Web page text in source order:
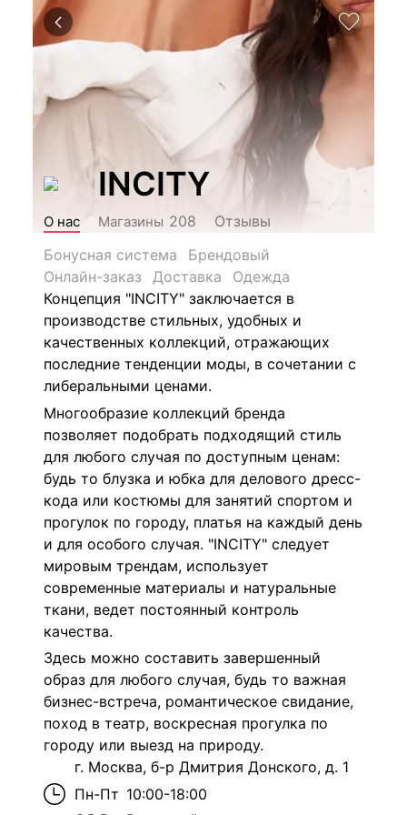
INCITY
О нас Магазины 208
Отзывы
Бонусная система
Брендовый
Онлайн-заказ
Доставка
Одежда
Концепция "INCITY" заключается в
производстве стильных, удобных и
качественных коллекций, отражающих
последние тенденции моды, в сочетании с
либеральными ценами.
Многообразие коллекций бренда
позволяет подобрать подходящий стиль
для любого случая по доступным ценам:
будь то блузка и юбка для делового дресс-
кода или костюмы для занятий спортом и
прогулок по городу, платья на каждый день
и для особого случая. "INCITY" следует
мировым трендам, использует
современные материалы и натуральные
ткани, ведет постоянный контроль
качества.
Здесь можно составить завершенный
образ для любого случая, будь то важная
бизнес-встреча, романтическое свидание,
поход в театр, воскресная прогулка по
городу или выезд на природу.
г. Москва, б-р Дмитрия Донского, д. 1
Пн-Пт 10:00-18:00